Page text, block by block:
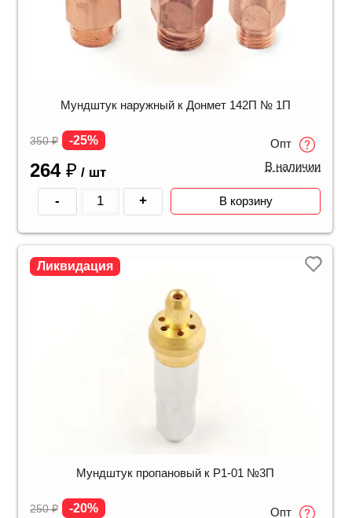
Мундштук наружный к Донмет 142П № 1П
350₽ -25%
264 ₽ / шт
Опт
В наличии
- + В корзину
Ликвидация
Мундштук пропановый к Р1-01 №3П
250₽ -20%
Опт